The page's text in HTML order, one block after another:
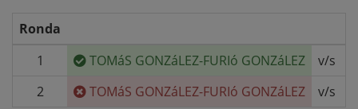
Ronda
1
TOMáS GONZáLEZ-FURIó GONZáLEZ v/s
2
TOMáS GONZáLEZ-FURIó GONZáLEZ v/s